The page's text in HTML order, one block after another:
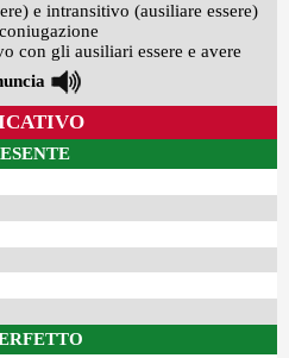
e intransitivo (ausiliare essere)
con gli ausiliari essere e avere